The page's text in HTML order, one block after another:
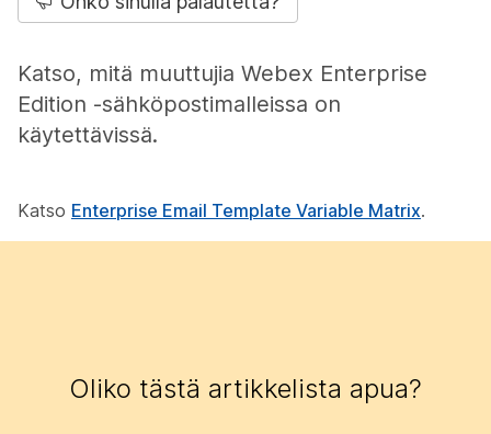
Katso, mitä muuttujia Webex Enterprise
Edition -sähköpostimalleissa on
käytettävissä.
Katso Enterprise Email Template Variable Matrix.
Oliko tästä artikkelista apua?